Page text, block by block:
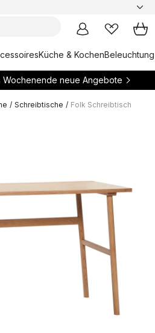
Küche & KochenBeleuchtung
neue Angebote
/ Schreibtische / Folk Schreibtisch